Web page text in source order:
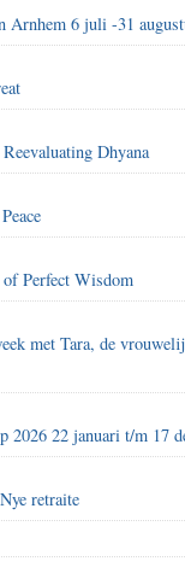
Arnhem 6 juli -31
Dhyana
Perfect Wisdom
met Tara, de
2026 22 januari t/m 17
retraite